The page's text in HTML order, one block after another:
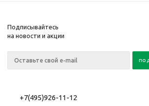
Подписывайтесь
на новости и акции
+7(495)926-11-12